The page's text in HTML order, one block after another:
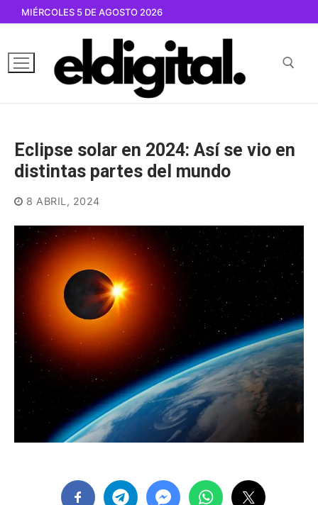
contenido
MIÉRCOLES 5 DE AGOSTO 2026
Eclipse solar en 2024: Así se vio en
distintas partes del mundo
8 ABRIL, 2024